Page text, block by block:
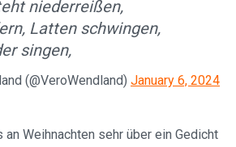
niederreißen,
Latten schwingen,
singen,
(@VeroWendland) January 6, 2024
an Weihnachten sehr über ein Gedicht